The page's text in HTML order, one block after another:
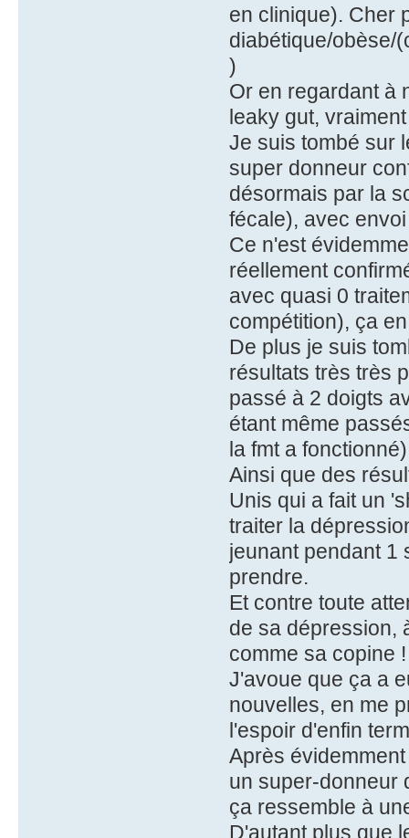
en clinique). Cher
diabétique/obèse/
)
Or en regardant à
leaky gut,
Je suis tombé sur
super donneur
désormais par la
fécale), avec
Ce n'est
réellement
avec quasi 0
compétition), ça
De plus je suis
résultats très très
passé à 2 doigts
étant même
la fmt a fonctionné)
Ainsi que des
Unis qui a fait un
traiter la
jeunant pendant 1
prendre.
Et contre toute
de sa dépression,
comme sa copine !
J'avoue que ça a
nouvelles, en me
l'espoir d'enfin
Après
un super-donneur
ça ressemble à
D'autant plus que